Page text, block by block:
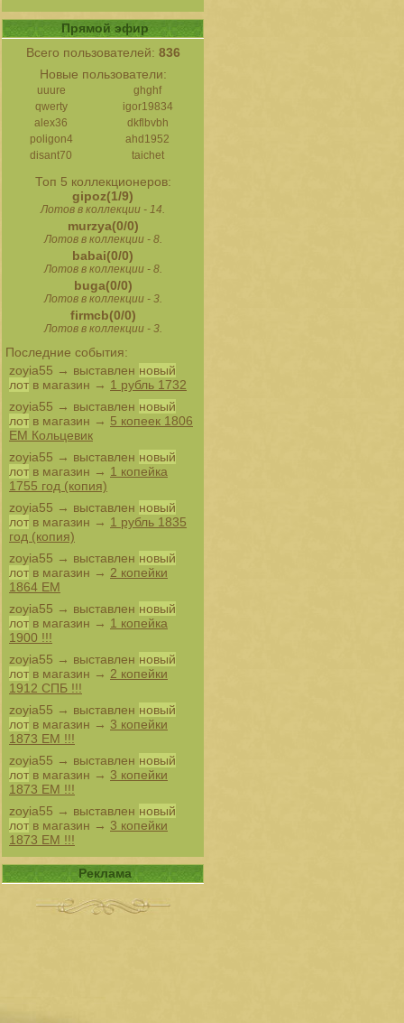
Прямой эфир
Всего пользователей: 836
Новые пользователи:
uuure
ghghf
qwerty
igor19834
alex36
dkflbvbh
poligon4
ahd1952
disant70
taichet
Топ 5 коллекционеров:
gipoz(1/9)
Лотов в коллекции - 14.
murzya(0/0)
Лотов в коллекции - 8.
babai(0/0)
Лотов в коллекции - 8.
buga(0/0)
Лотов в коллекции - 3.
firmcb(0/0)
Лотов в коллекции - 3.
Последние события:
zoyia55 → выставлен новый
лот в магазин → 1 рубль 1732
zoyia55 → выставлен новый
лот в магазин → 5 копеек 1806
ЕМ Кольцевик
zoyia55 → выставлен новый
лот в магазин → 1 копейка
1755 год (копия)
zoyia55 → выставлен новый
лот в магазин → 1 рубль 1835
год (копия)
zoyia55 → выставлен новый
лот в магазин → 2 копейки
1864 ЕМ
zoyia55 → выставлен новый
лот в магазин → 1 копейка
1900 !!!
zoyia55 → выставлен новый
лот в магазин → 2 копейки
1912 СПБ !!!
zoyia55 → выставлен новый
лот в магазин → 3 копейки
1873 ЕМ !!!
zoyia55 → выставлен новый
лот в магазин → 3 копейки
1873 ЕМ !!!
zoyia55 → выставлен новый
лот в магазин → 3 копейки
1873 ЕМ !!!
Реклама